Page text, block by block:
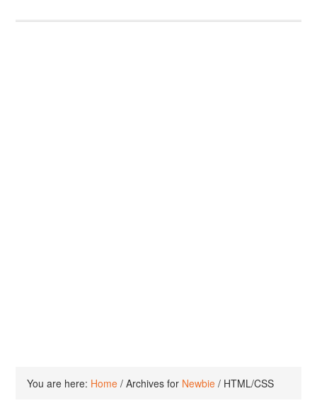
You are here: Home / Archives for Newbie / HTML/CSS